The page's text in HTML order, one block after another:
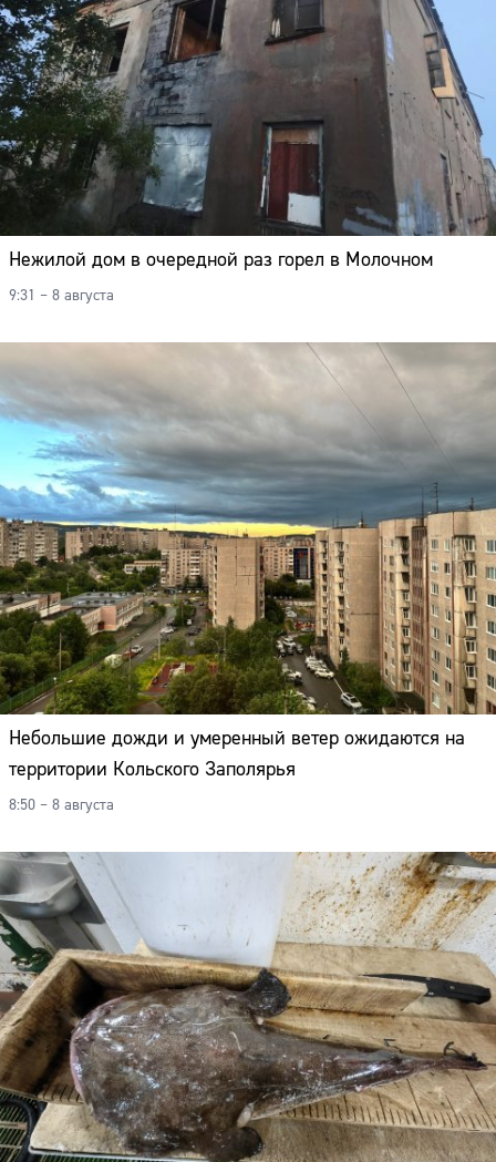
Нежилой дом в очередной раз горел в Молочном
9:31 – 8 августа
Небольшие дожди и умеренный ветер ожидаются на
территории Кольского Заполярья
8:50 – 8 августа